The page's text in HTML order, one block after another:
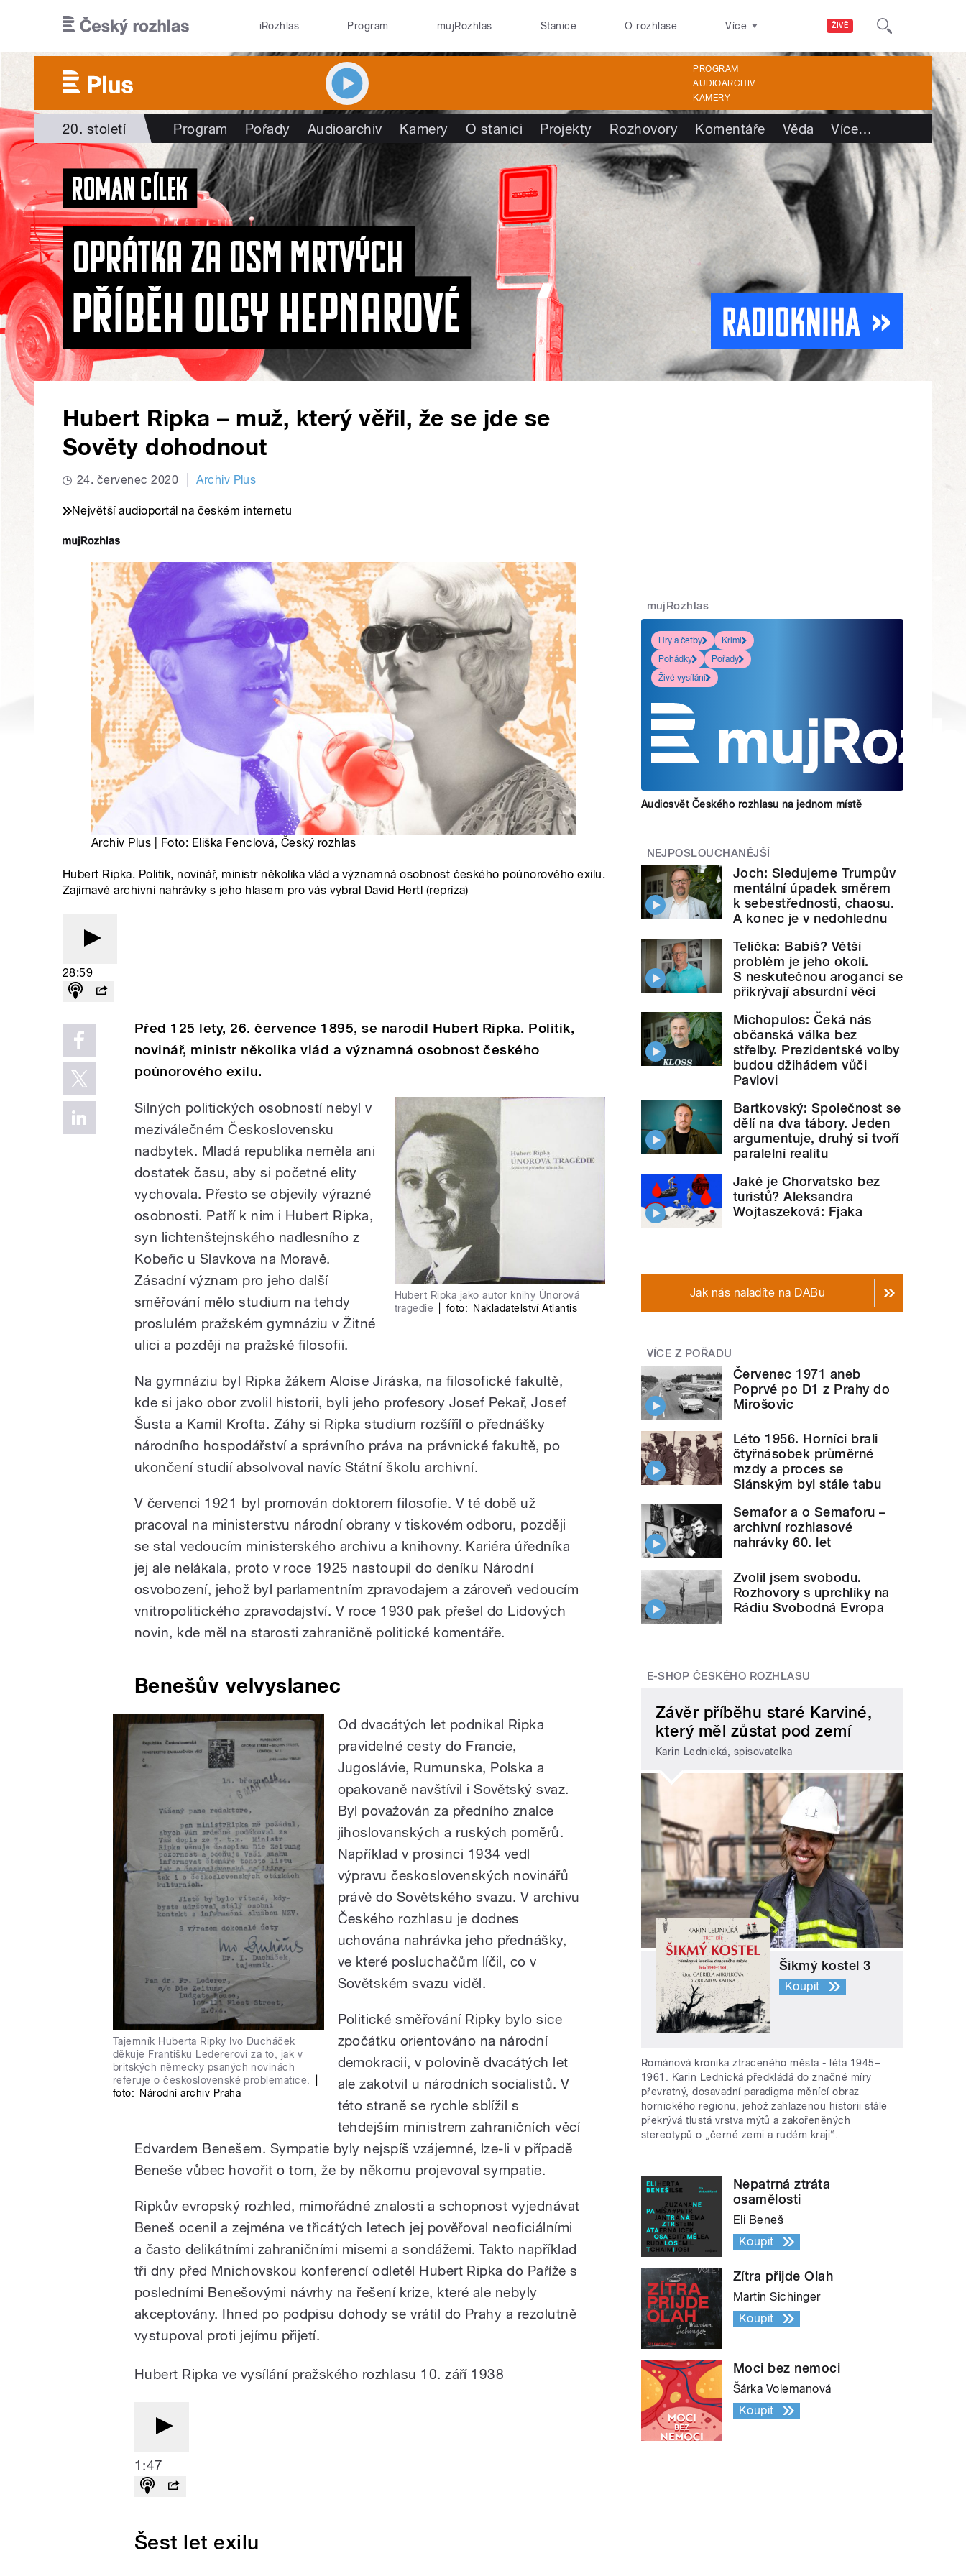
ŽIVĚ
iRozhlas Program mujRozhlas Stanice O rozhlase Více
PROGRAM
AUDIOARCHIV
KAMERY
20. století Program Pořady Audioarchiv Kamery O stanici Projekty Rozhovory Komentáře Věda Více…
Hubert Ripka – muž, který věřil, že se jde se
Sověty dohodnout
24. červenec 2020 Archiv Plus
Největší audioportál na českém internetu
Archiv Plus | Foto: Eliška Fenclová, Český rozhlas
Hubert Ripka. Politik, novinář, ministr několika vlád a významná osobnost českého poúnorového exilu.
Zajímavé archivní nahrávky s jeho hlasem pro vás vybral David Hertl (repríza)
28:59
Před 125 lety, 26. července 1895, se narodil Hubert Ripka. Politik,
novinář, ministr několika vlád a významná osobnost českého
poúnorového exilu.
Hubert Ripka jako autor knihy Únorová
tragedie
foto: Nakladatelství Atlantis
Silných politických osobností nebyl v
meziválečném Československu
nadbytek. Mladá republika neměla ani
dostatek času, aby si početné elity
vychovala. Přesto se objevily výrazné
osobnosti. Patří k nim i Hubert Ripka,
syn lichtenštejnského nadlesního z
Kobeřic u Slavkova na Moravě.
Zásadní význam pro jeho další
směřování mělo studium na tehdy
proslulém pražském gymnáziu v Žitné
ulici a později na pražské filosofii.
Na gymnáziu byl Ripka žákem Aloise Jiráska, na filosofické fakultě,
kde si jako obor zvolil historii, byli jeho profesory Josef Pekař, Josef
Šusta a Kamil Krofta. Záhy si Ripka studium rozšířil o přednášky
národního hospodářství a správního práva na právnické fakultě, po
ukončení studií absolvoval navíc Státní školu archivní.
V červenci 1921 byl promován doktorem filosofie. V té době už
pracoval na ministerstvu národní obrany v tiskovém odboru, později
se stal vedoucím ministerského archivu a knihovny. Kariéra úředníka
jej ale nelákala, proto v roce 1925 nastoupil do deníku Národní
osvobození, jehož byl parlamentním zpravodajem a zároveň vedoucím
vnitropolitického zpravodajství. V roce 1930 pak přešel do Lidových
novin, kde měl na starosti zahraničně politické komentáře.
Benešův velvyslanec
Tajemník Huberta Ripky Ivo Ducháček
děkuje Františku Ledererovi za to, jak v
britských německy psaných novinách
referuje o československé problematice.
foto:
Národní archiv Praha
Od dvacátých let podnikal Ripka
pravidelné cesty do Francie,
Jugoslávie, Rumunska, Polska a
opakovaně navštívil i Sovětský svaz.
Byl považován za předního znalce
jihoslovanských a ruských poměrů.
Například v prosinci 1934 vedl
výpravu československých novinářů
právě do Sovětského svazu. V archivu
Českého rozhlasu je dodnes
uchována nahrávka jeho přednášky,
ve které posluchačům líčil, co v
Sovětském svazu viděl.
Politické směřování Ripky bylo sice
zpočátku orientováno na národní
demokracii, v polovině dvacátých let
ale zakotvil u národních socialistů. V
této straně se rychle sblížil s
tehdejším ministrem zahraničních věcí
Edvardem Benešem. Sympatie byly nejspíš vzájemné, lze-li v případě
Beneše vůbec hovořit o tom, že by někomu projevoval sympatie.
Ripkův evropský rozhled, mimořádné znalosti a schopnost vyjednávat
Beneš ocenil a zejména ve třicátých letech jej pověřoval neoficiálními
a často delikátními zahraničními misemi a sondážemi. Takto například
tři dny před Mnichovskou konferencí odletěl Hubert Ripka do Paříže s
posledními Benešovými návrhy na řešení krize, které ale nebyly
akceptovány. Ihned po podpisu dohody se vrátil do Prahy a rezolutně
vystupoval proti jejímu přijetí.
Hubert Ripka ve vysílání pražského rozhlasu 10. září 1938
1:47
Šest let exilu
mujRozhlas
Hry a četby
Krimi
Pohádky
Pořady
Živé vysílání
Audiosvět Českého rozhlasu na jednom místě
NEJPOSLOUCHANĚJŠÍ
Joch: Sledujeme Trumpův
mentální úpadek směrem
k sebestřednosti, chaosu.
A konec je v nedohlednu
Telička: Babiš? Větší
problém je jeho okolí.
S neskutečnou arogancí se
přikrývají absurdní věci
Michopulos: Čeká nás
občanská válka bez
střelby. Prezidentské volby
budou džihádem vůči
Pavlovi
Bartkovský: Společnost se
dělí na dva tábory. Jeden
argumentuje, druhý si tvoří
paralelní realitu
Jaké je Chorvatsko bez
turistů? Aleksandra
Wojtaszeková: Fjaka
Jak nás naladíte na DABu
VÍCE Z POŘADU
Červenec 1971 aneb
Poprvé po D1 z Prahy do
Mirošovic
Léto 1956. Horníci brali
čtyřnásobek průměrné
mzdy a proces se
Slánským byl stále tabu
Semafor a o Semaforu –
archivní rozhlasové
nahrávky 60. let
Zvolil jsem svobodu.
Rozhovory s uprchlíky na
Rádiu Svobodná Evropa
E-SHOP ČESKÉHO ROZHLASU
Závěr příběhu staré Karviné,
který měl zůstat pod zemí
Karin Lednická, spisovatelka
Šikmý kostel 3
Koupit
Románová kronika ztraceného města - léta 1945–
1961. Karin Lednická předkládá do značné míry
převratný, dosavadní paradigma měnící obraz
hornického regionu, jehož zahlazenou historii stále
překrývá tlustá vrstva mýtů a zakořeněných
stereotypů o „černé zemi a rudém kraji“.
Nepatrná ztráta
osamělosti
Eli Beneš
Koupit
Zítra přijde Olah
Martin Sichinger
Koupit
Moci bez nemoci
Šárka Volemanová
Koupit